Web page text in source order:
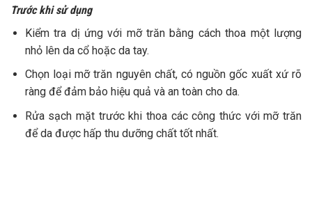
Trước khi sử dụng
Kiểm tra dị ứng với mỡ trăn bằng cách thoa một lượng
nhỏ lên da cổ hoặc da tay.
Chọn loại mỡ trăn nguyên chất, có nguồn gốc xuất xứ rõ
ràng để đảm bảo hiệu quả và an toàn cho da.
Rửa sạch mặt trước khi thoa các công thức với mỡ trăn
để da được hấp thu dưỡng chất tốt nhất.